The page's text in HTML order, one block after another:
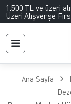
1.500 TL ve üzeri
Üzeri Alışverişe
Ana Sayfa